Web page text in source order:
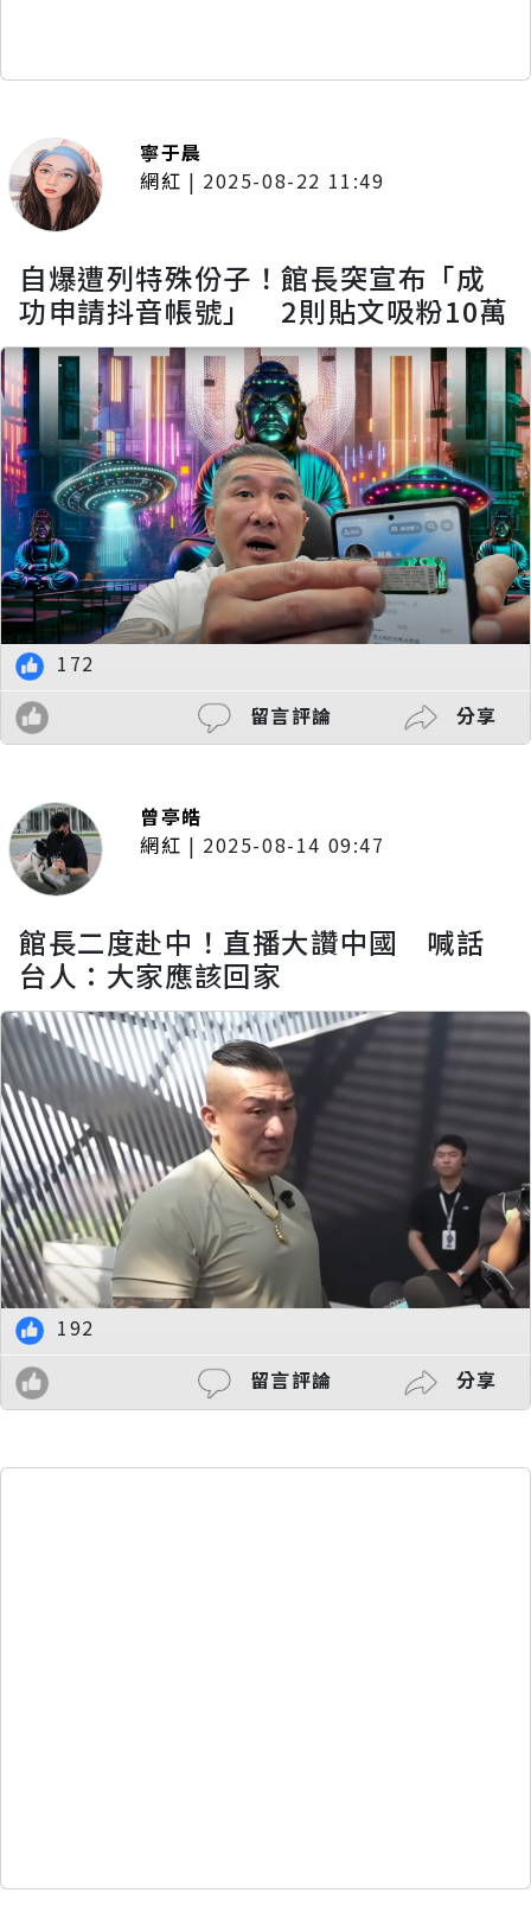
寧于晨
網紅 | 2025-08-22 11:49
自爆遭列特殊份子！館長突宣布「成
功申請抖音帳號」 2則貼文吸粉10萬
172
留言評論
分享
曾亭皓
網紅 | 2025-08-14 09:47
館長二度赴中！直播大讚中國 喊話
台人：大家應該回家
192
留言評論
分享